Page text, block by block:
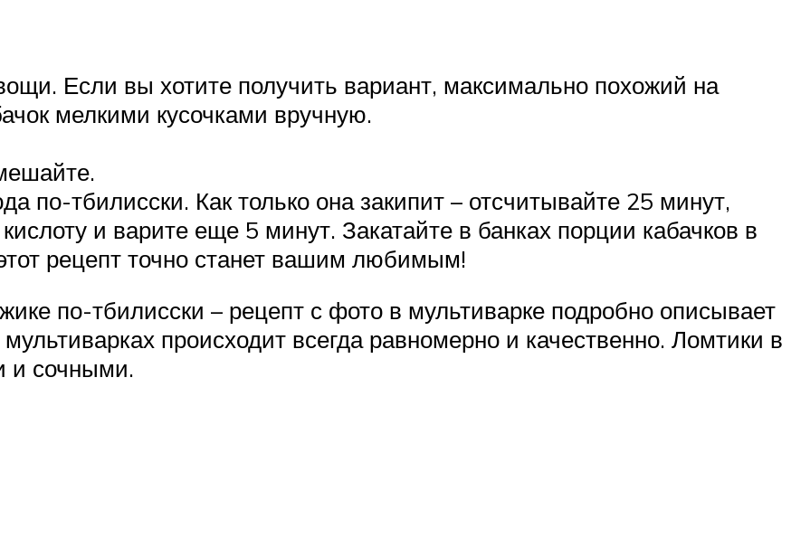
Если вы хотите получить вариант, максимально похожий на
мелкими кусочками вручную.
по-тбилисски. Как только она закипит – отсчитывайте 25 минут,
и варите еще 5 минут. Закатайте в банках порции кабачков в
рецепт точно станет вашим любимым!
по-тбилисски – рецепт с фото в мультиварке подробно описывает
происходит всегда равномерно и качественно. Ломтики в
и сочными.